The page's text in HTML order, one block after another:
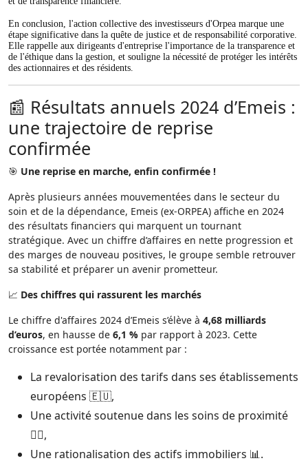
En conclusion, l'action collective des investisseurs d'Orpea marque une
étape significative dans la quête de justice et de responsabilité corporative.
Elle rappelle aux dirigeants d'entreprise l'importance de la transparence et
de l'éthique dans la gestion, et souligne la nécessité de protéger les intérêts
des actionnaires et des résidents.
📰 Résultats annuels 2024 d’Emeis :
une trajectoire de reprise
confirmée
🎯 Une reprise en marche, enfin confirmée !
Après plusieurs années mouvementées dans le secteur du
soin et de la dépendance, Emeis (ex-ORPEA) affiche en 2024
des résultats financiers qui marquent un tournant
stratégique. Avec un chiffre d’affaires en nette progression et
des marges de nouveau positives, le groupe semble retrouver
sa stabilité et préparer un avenir prometteur.
📈 Des chiffres qui rassurent les marchés
Le chiffre d'affaires 2024 d’Emeis s’élève à 4,68 milliards
d’euros, en hausse de 6,1 % par rapport à 2023. Cette
croissance est portée notamment par :
La revalorisation des tarifs dans ses établissements
européens 🇪🇺,
Une activité soutenue dans les soins de proximité
👩‍⚕️,
Une rationalisation des actifs immobiliers 📊.